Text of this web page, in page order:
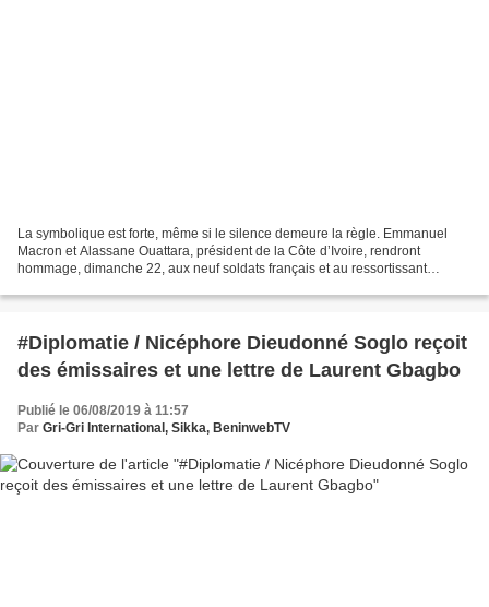
La symbolique est forte, même si le silence demeure la règle. Emmanuel
Macron et Alassane Ouattara, président de la Côte d’Ivoire, rendront
hommage, dimanche 22, aux neuf soldats français et au ressortissant
#Diplomatie / Nicéphore Dieudonné Soglo reçoit
des émissaires et une lettre de Laurent Gbagbo
Publié le 06/08/2019 à 11:57
Par Gri-Gri International, Sikka, BeninwebTV